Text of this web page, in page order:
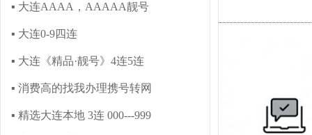
▪ 大连AAAA，AAAAA靓号
▪ 大连0-9四连
▪ 大连《精品·靓号》4连5连
▪ 消费高的找我办理携号转网
▪ 精选大连本地 3连 000---999